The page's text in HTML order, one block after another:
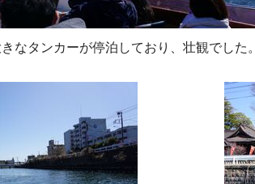
なタンカーが停泊しており、壮観でした。